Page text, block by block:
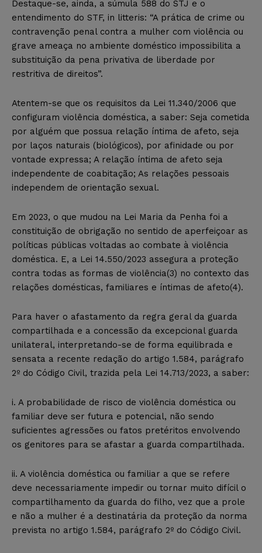
Destaque-se, ainda, a súmula 588 do STJ e o
entendimento do STF, in litteris: “A prática de crime ou
contravenção penal contra a mulher com violência ou
grave ameaça no ambiente doméstico impossibilita a
substituição da pena privativa de liberdade por
restritiva de direitos”.
Atentem-se que os requisitos da Lei 11.340/2006 que
configuram violência doméstica, a saber: Seja cometida
por alguém que possua relação íntima de afeto, seja
por laços naturais (biológicos), por afinidade ou por
vontade expressa; A relação íntima de afeto seja
independente de coabitação; As relações pessoais
independem de orientação sexual.
Em 2023, o que mudou na Lei Maria da Penha foi a
constituição de obrigação no sentido de aperfeiçoar as
políticas públicas voltadas ao combate à violência
doméstica. E, a Lei 14.550/2023 assegura a proteção
contra todas as formas de violência(3) no contexto das
relações domésticas, familiares e íntimas de afeto(4).
Para haver o afastamento da regra geral da guarda
compartilhada e a concessão da excepcional guarda
unilateral, interpretando-se de forma equilibrada e
sensata a recente redação do artigo 1.584, parágrafo
2º do Código Civil, trazida pela Lei 14.713/2023, a saber:
i. A probabilidade de risco de violência doméstica ou
familiar deve ser futura e potencial, não sendo
suficientes agressões ou fatos pretéritos envolvendo
os genitores para se afastar a guarda compartilhada.
ii. A violência doméstica ou familiar a que se refere
deve necessariamente impedir ou tornar muito difícil o
compartilhamento da guarda do filho, vez que a prole
e não a mulher é a destinatária da proteção da norma
prevista no artigo 1.584, parágrafo 2º do Código Civil.